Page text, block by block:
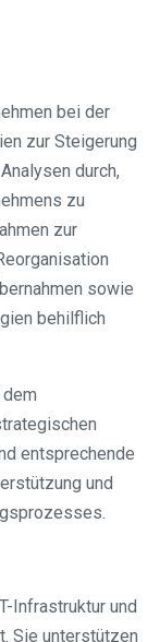
bei der
zur Steigerung
durch,
zu
zur
sowie
behilflich
entsprechende
und
Infrastruktur und
Sie unterstützen